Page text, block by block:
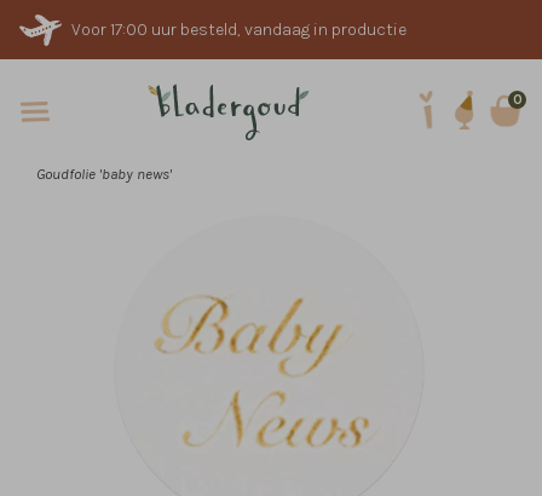
Voor 17:00 uur besteld, vandaag in productie
0
Goudfolie 'baby news'